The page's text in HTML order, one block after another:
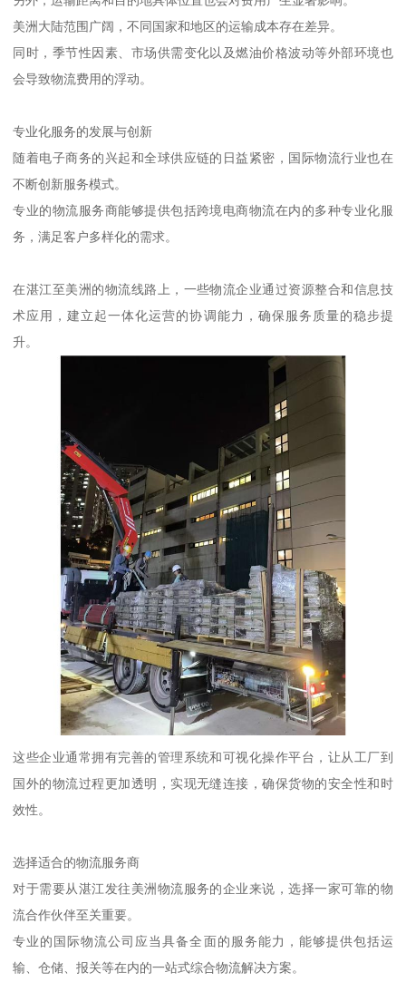
美洲大陆范围广阔，不同国家和地区的运输成本存在差异。
同时，季节性因素、市场供需变化以及燃油价格波动等外部环境也
会导致物流费用的浮动。
专业化服务的发展与创新
随着电子商务的兴起和全球供应链的日益紧密，国际物流行业也在
不断创新服务模式。
专业的物流服务商能够提供包括跨境电商物流在内的多种专业化服
务，满足客户多样化的需求。
在湛江至美洲的物流线路上，一些物流企业通过资源整合和信息技
术应用，建立起一体化运营的协调能力，确保服务质量的稳步提
升。
这些企业通常拥有完善的管理系统和可视化操作平台，让从工厂到
国外的物流过程更加透明，实现无缝连接，确保货物的安全性和时
效性。
选择适合的物流服务商
对于需要从湛江发往美洲物流服务的企业来说，选择一家可靠的物
流合作伙伴至关重要。
专业的国际物流公司应当具备全面的服务能力，能够提供包括运
输、仓储、报关等在内的一站式综合物流解决方案。